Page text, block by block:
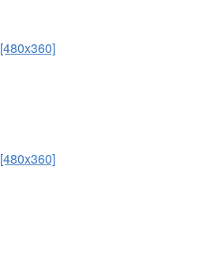
[480x360]
[480x360]